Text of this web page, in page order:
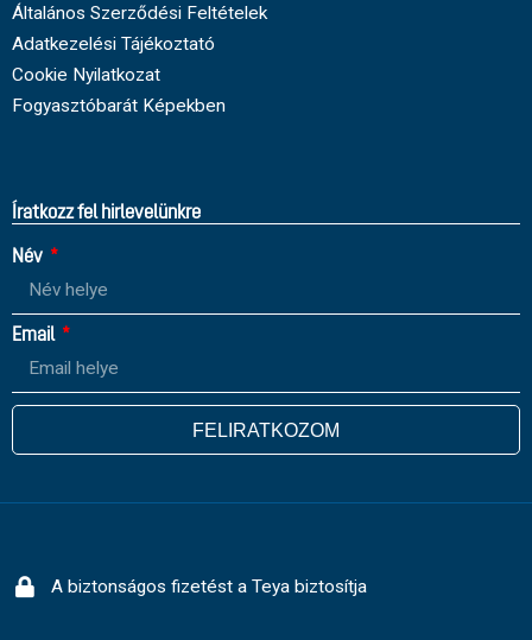
Általános Szerződési Feltételek
Adatkezelési Tájékoztató
Cookie Nyilatkozat
Fogyasztóbarát Képekben
Íratkozz fel hirlevelünkre
Név
Email
FELIRATKOZOM
A biztonságos fizetést a Teya biztosítja